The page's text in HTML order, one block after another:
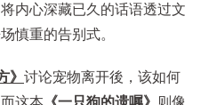
内心深藏已久的话语透过文
慎重的告别式。
》 讨论宠物离开後，该如何
这本 《一只狗的遗嘱》 则像